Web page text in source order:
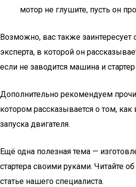
мотор не глушите, пусть он
Возможно, вас также заинтересует
эксперта, в которой он
если не заводится машина и стартер
Дополнительно рекомендуем
котором рассказывается о том, как
запуска двигателя.
Ещё одна полезная тема —
стартера своими руками. Читайте
статье нашего специалиста.